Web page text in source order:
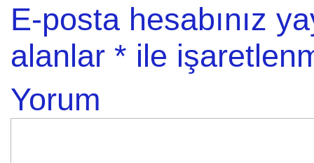
E-posta hesabınız
alanlar * ile
Yorum